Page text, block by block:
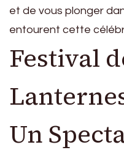
et de vous plonger
entourent cette
Festival
Un